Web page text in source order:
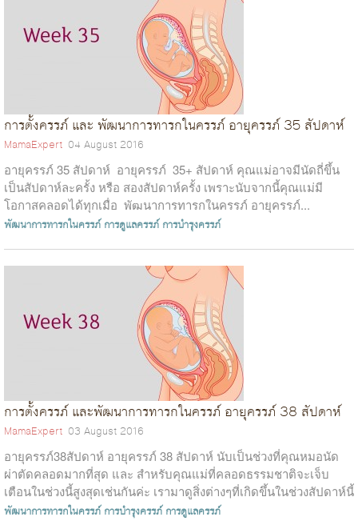
การตั้งครรภ์ และ พัฒนาการทารกในครรภ์ อายุครรภ์ 35 สัปดาห์
MamaExpert 04 August 2016
อายุครรภ์ 35 สัปดาห์ อายุครรภ์ 35+ สัปดาห์ คุณแม่อาจมีนัดถี่ขึ้น
เป็นสัปดาห์ละครั้ง หรือ สองสัปดาห์ครั้ง เพราะนับจากนี้คุณแม่มี
โอกาสคลอดได้ทุกเมื่อ พัฒนาการทารกในครรภ์ อายุครรภ์...
พัฒนาการทารกในครรภ์ การดูแลครรภ์ การบำรุงครรภ์
การตั้งครรภ์ และพัฒนาการทารกในครรภ์ อายุครรภ์ 38 สัปดาห์
MamaExpert 03 August 2016
อายุครรภ์38สัปดาห์ อายุครรภ์ 38 สัปดาห์ นับเป็นช่วงที่คุณหมอนัด
ผ่าตัดคลอดมากที่สุด และ สำหรับคุณแม่ที่คลอดธรรมชาติจะเจ็บ
เตือนในช่วงนี้สูงสุดเช่นกันค่ะ เรามาดูสิ่งต่างๆที่เกิดขึ้นในช่วงสัปดาห์นี้
กัน...
พัฒนาการทารกในครรภ์ การบำรุงครรภ์ การดูแลครรภ์